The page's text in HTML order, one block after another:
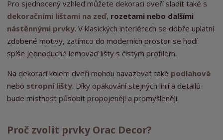
Pro sjednocený vzhled můžete dekoraci dveří sladit také s
dekoračními lištami na zeď, rozetami nebo dalšími
nástěnnými prvky. V klasických interiérech se dobře uplatní
zdobené motivy, zatímco do moderních prostor se hodí
spíše jednoduché lemovací lišty s čistým profilem.
Na dekoraci kolem dveří mohou navazovat také podlahové
nebo stropní lišty. Díky opakování stejných linií a detailů
bude místnost působit propojeněji a promyšleněji.
Proč zvolit prvky Orac Decor?